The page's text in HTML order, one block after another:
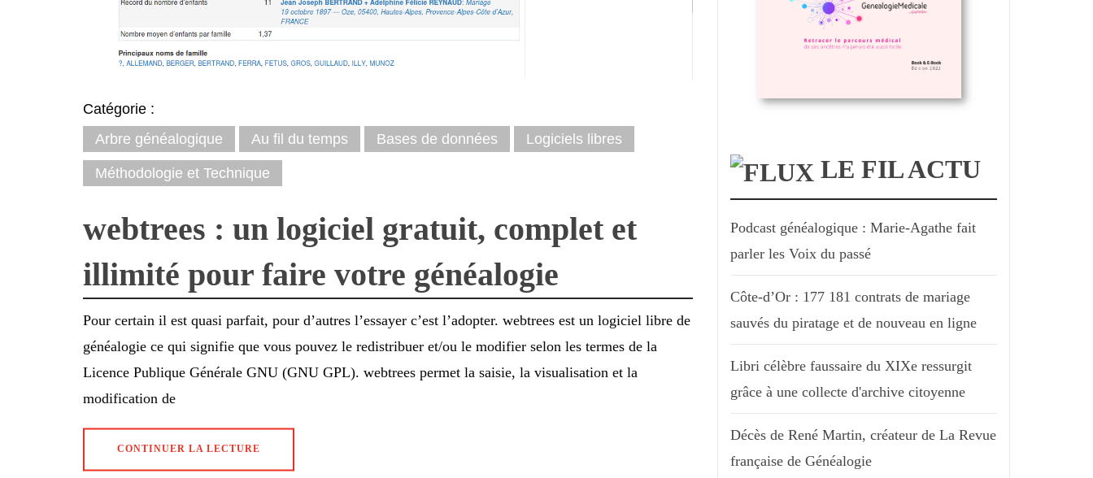
Catégorie :
Arbre généalogique
Au fil du temps Bases de données Logiciels libres
Méthodologie et Technique
webtrees : un logiciel gratuit, complet et
illimité pour faire votre généalogie
Pour certain il est quasi parfait, pour d’autres l’essayer c’est l’adopter. webtrees est un logiciel libre de
généalogie ce qui signifie que vous pouvez le redistribuer et/ou le modifier selon les termes de la
Licence Publique Générale GNU (GNU GPL). webtrees permet la saisie, la visualisation et la
modification de
CONTINUER LA LECTURE
LE FIL ACTU
Podcast généalogique : Marie-Agathe fait
parler les Voix du passé
Côte-d’Or : 177 181 contrats de mariage
sauvés du piratage et de nouveau en ligne
Libri célèbre faussaire du XIXe ressurgit
grâce à une collecte d'archive citoyenne
Décès de René Martin, créateur de La Revue
française de Généalogie